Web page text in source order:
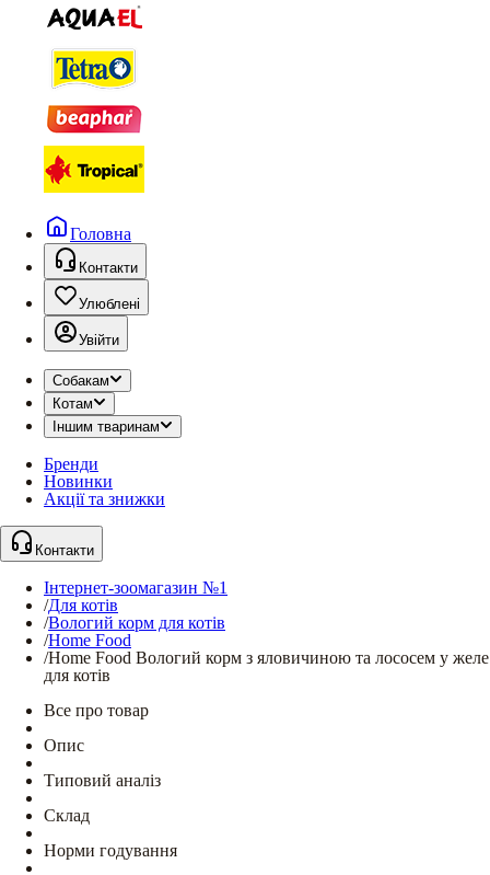
Головна
Контакти
Улюблені
Увійти
Собакам
Котам
Іншим тваринам
Бренди
Новинки
Акції та знижки
Контакти
Інтернет-зоомагазин №1
/Для котів
/Вологий корм для котів
/Home Food
/Home Food Вологий корм з яловичиною та лососем у желе
для котів
Все про товар
Опис
Типовий аналіз
Склад
Норми годування